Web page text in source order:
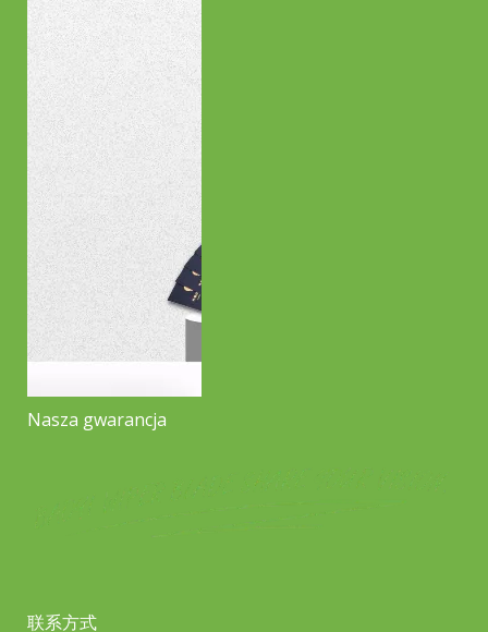
Nasza gwarancja
联系方式